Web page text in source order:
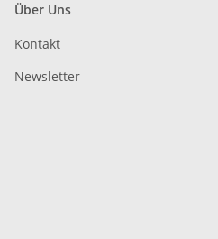
Über Uns
Kontakt
Newsletter